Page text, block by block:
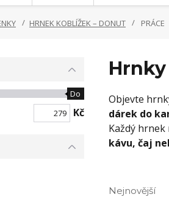
HRNEK KOBLÍŽEK – DONUT PRÁCE
Objevte
dárek do
Každý
kávu, čaj
Nejnovější
Do
Kč